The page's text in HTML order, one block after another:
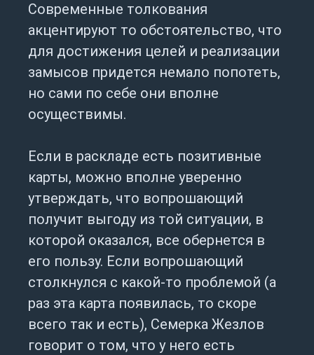
Современные толкования
акцентируют то обстоятельство, что
для достижения целей и реализации
замысов придется немало попотеть,
но сами по себе они вполне
осуществимы.
Если в раскладе есть позитивные
карты, можно вполне уверенно
утверждать, что вопрошающий
получит выгоду из той ситуации, в
которой оказался, все обернется в
его пользу. Если вопрошающий
столкнулся с какой-то проблемой (а
раз эта карта появилась, то скоре
всего так и есть), Семерка Жезлов
говорит о том, что у него есть